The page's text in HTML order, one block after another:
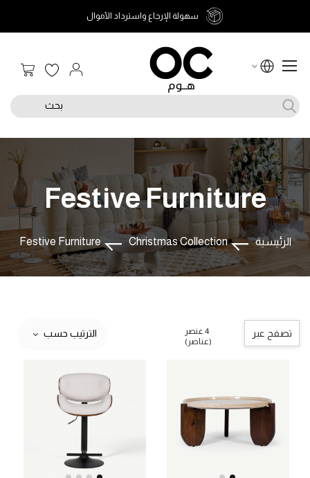
سهولة الإرجاع واسترداد الأموال
سلة
بحث
الرئيسية Christmas Collection
Festive Furniture
Festive Furniture
تصفح عبر
4 عنصر
(عناصر)
الترتيب حسب